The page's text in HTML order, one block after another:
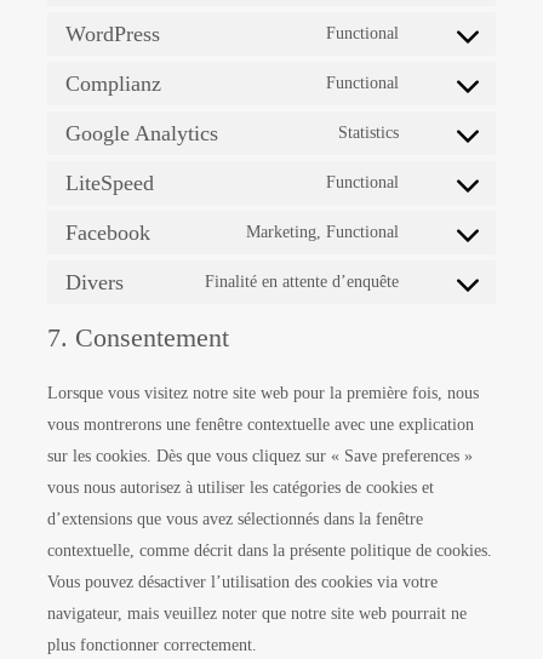
WordPress Functional
Complianz Functional
Google Analytics Statistics
LiteSpeed Functional
Facebook Marketing, Functional
Divers Finalité en attente d’enquête
7. Consentement
Lorsque vous visitez notre site web pour la première fois, nous
vous montrerons une fenêtre contextuelle avec une explication
sur les cookies. Dès que vous cliquez sur « Save preferences »
vous nous autorisez à utiliser les catégories de cookies et
d’extensions que vous avez sélectionnés dans la fenêtre
contextuelle, comme décrit dans la présente politique de cookies.
Vous pouvez désactiver l’utilisation des cookies via votre
navigateur, mais veuillez noter que notre site web pourrait ne
plus fonctionner correctement.